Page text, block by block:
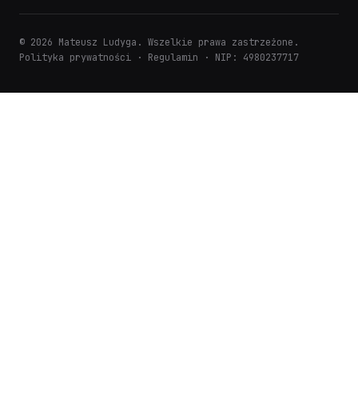
© 2026 Mateusz Ludyga. Wszelkie prawa zastrzeżone.
Polityka prywatności · Regulamin · NIP: 4980237717